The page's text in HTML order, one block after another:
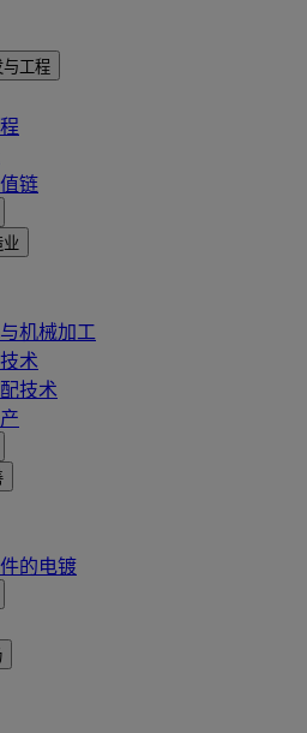
与工程
链
业
机械加工
术
技术
的电镀